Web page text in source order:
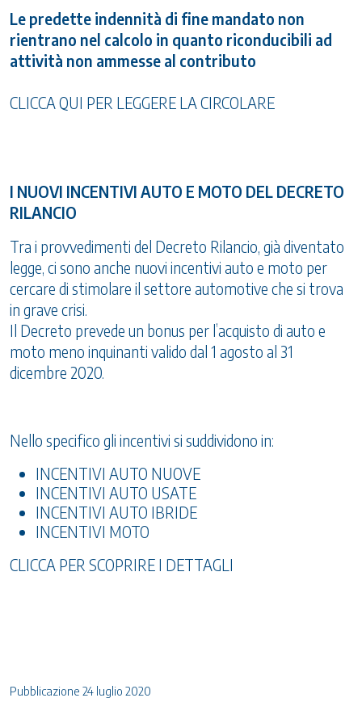
Le predette indennità di fine mandato non
rientrano nel calcolo in quanto riconducibili ad
attività non ammesse al contributo
CLICCA QUI PER LEGGERE LA CIRCOLARE
I NUOVI INCENTIVI AUTO E MOTO DEL DECRETO
RILANCIO
Tra i provvedimenti del Decreto Rilancio, già diventato
legge, ci sono anche nuovi incentivi auto e moto per
cercare di stimolare il settore automotive che si trova
in grave crisi.
Il Decreto prevede un bonus per l’acquisto di auto e
moto meno inquinanti valido dal 1 agosto al 31
dicembre 2020.
Nello specifico gli incentivi si suddividono in:
INCENTIVI AUTO NUOVE
INCENTIVI AUTO USATE
INCENTIVI AUTO IBRIDE
INCENTIVI MOTO
CLICCA PER SCOPRIRE I DETTAGLI
Pubblicazione 24 luglio 2020